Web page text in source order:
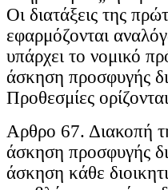
Οι διατάξεις της
εφαρμόζονται
υπάρχει το νομικό
άσκηση προσφυγής
Προθεσμίες
Αρθρο 67. Διακοπή
άσκηση προσφυγής
άσκηση κάθε